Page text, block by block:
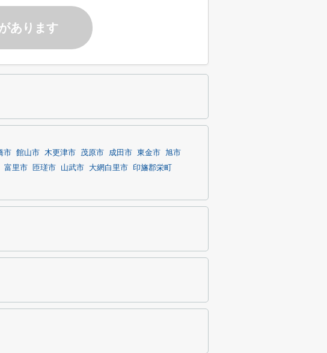
あります
市 館山市 木更津市 茂原市 成田市 東金市 旭市
富里市 匝瑳市 山武市 大網白里市 印旛郡栄町